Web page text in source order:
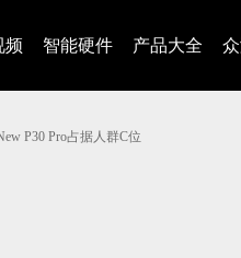
频 智能硬件 产品大全